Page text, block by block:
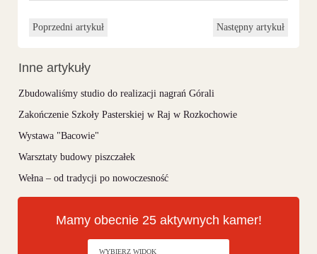
Poprzedni artykuł Następny artykuł
Inne artykuły
Zbudowaliśmy studio do realizacji nagrań Górali
Zakończenie Szkoły Pasterskiej w Raj w Rozkochowie
Wystawa "Bacowie"
Warsztaty budowy piszczałek
Wełna – od tradycji po nowoczesność
Mamy obecnie 25 aktywnych kamer!